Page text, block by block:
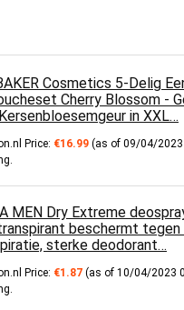
Cosmetics 5-Delig
Cherry Blossom -
in XXL…
Price: €16.99 (as of 09/04/2023
.
MEN Dry Extreme
beschermt
sterke deodorant…
Price: €1.87 (as of 10/04/2023
.